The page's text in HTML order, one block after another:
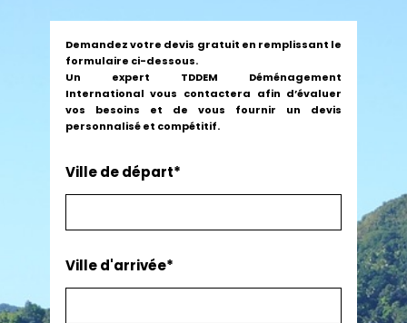
Demandez votre devis gratuit en remplissant le
formulaire ci-dessous.
Un expert TDDEM Déménagement
International vous contactera afin d’évaluer
vos besoins et de vous fournir un devis
personnalisé et compétitif.
Ville de départ*
Ville d'arrivée*